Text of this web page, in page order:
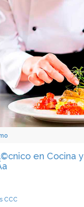
en Cocina y
CCC